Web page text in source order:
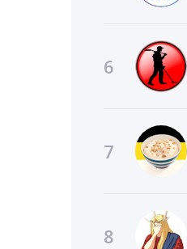
6
7
8